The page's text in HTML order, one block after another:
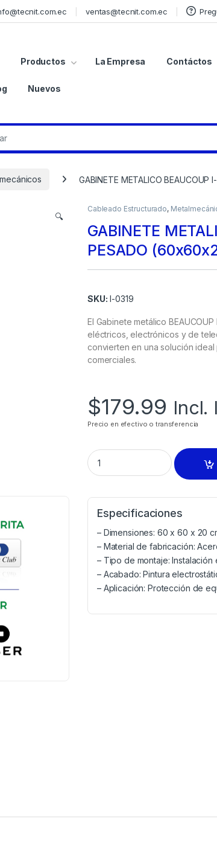
ventas@tecnit.com.ec
Productos La Empresa Contáctos
Nuevos
GABINETE METALICO
🔍
Cableado Estructurado,
GABINETE
PESADO
SKU: I-0319
El Gabinete metálico
eléctricos, electrónicos y de
convierten en una solución
comerciales.
$179.99 Incl.
Precio en efectivo o transferencia
Especificaciones
– Dimensiones: 60 x 60 x 20
– Material de fabricación:
– Tipo de montaje: Instalación
– Acabado: Pintura
– Aplicación: Protección de